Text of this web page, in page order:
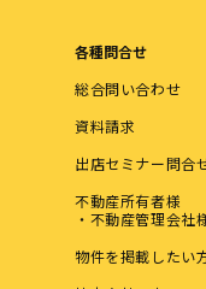
各種問合せ
総合問い合わせ
資料請求
出店セミナー問合
不動産所有者様
・不動産管理会社
物件を掲載したい